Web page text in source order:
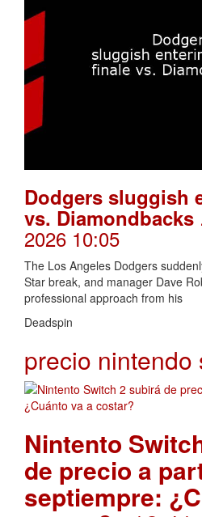
Dodgers sluggish
vs. Diamondbacks
2026 10:05
The Los Angeles Dodgers
Star break, and manager Dave
professional approach from his
Deadspin
precio nintendo
Nintento
de precio a
septiempre: